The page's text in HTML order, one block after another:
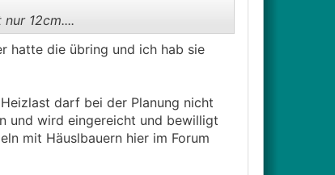
12cm....
hatte die übring und ich hab sie
darf bei der Planung nicht
und wird eingereicht und bewilligt
mit Häuslbauern hier im Forum